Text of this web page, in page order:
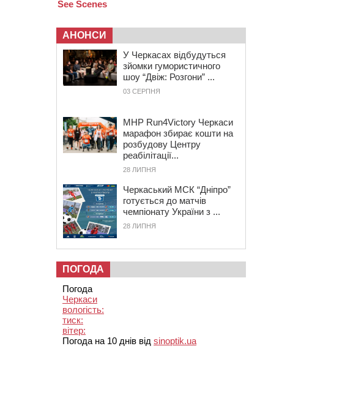
АНОНСИ
У Черкасах відбудуться
зйомки гумористичного
шоу “Двіж: Розгони” ...
03 СЕРПНЯ
MHP Run4Victory Черкаси
марафон збирає кошти на
розбудову Центру
реабілітації...
28 ЛИПНЯ
Черкаський МСК “Дніпро”
готується до матчів
чемпіонату України з ...
28 ЛИПНЯ
ПОГОДА
Погода
Черкаси
вологість:
тиск:
вітер:
Погода на 10 днів від sinoptik.ua